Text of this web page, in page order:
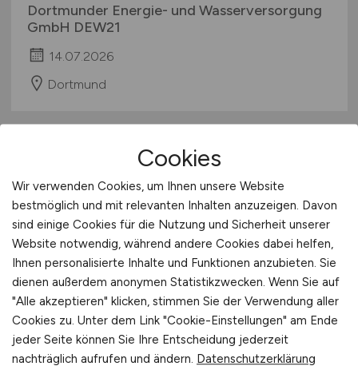
Dortmunder Energie- und Wasserversorgung
GmbH DEW21
14.07.2026
Dortmund
Leitung Marketing(m/w/d)
UNIORG AG
12.07.2026
Dortmund
Cookies
Wir verwenden Cookies, um Ihnen unsere Website
bestmöglich und mit relevanten Inhalten anzuzeigen. Davon
sind einige Cookies für die Nutzung und Sicherheit unserer
Website notwendig, während andere Cookies dabei helfen,
Ihnen personalisierte Inhalte und Funktionen anzubieten. Sie
dienen außerdem anonymen Statistikzwecken. Wenn Sie auf
"Alle akzeptieren" klicken, stimmen Sie der Verwendung aller
Cookies zu. Unter dem Link "Cookie-Einstellungen" am Ende
jeder Seite können Sie Ihre Entscheidung jederzeit
nachträglich aufrufen und ändern. Datenschutzerklärung